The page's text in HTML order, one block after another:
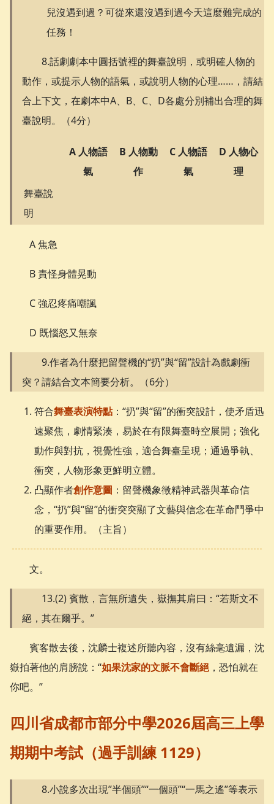
兒沒遇到過？可從來還沒遇到過今天這麼難完成的
任務！
8.話劇劇本中圓括號裡的舞臺說明，或明確人物的
動作，或提示人物的語氣，或說明人物的心理……，請結
合上下文，在劇本中A、B、C、D各處分別補出合理的舞
臺說明。（4分）
A 人物語
氣
B 人物動
作
C 人物語
氣
D 人物心
理
舞臺說
明
A 焦急
B 責怪身體晃動
C 強忍疼痛嘲諷
D 既惱怒又無奈
9.作者為什麼把留聲機的“扔”與“留”設計為戲劇衝
突？請結合文本簡要分析。（6分）
符合舞臺表演特點 ：“扔”與“留”的衝突設計，使矛盾迅
速聚焦，劇情緊湊，易於在有限舞臺時空展開；強化
動作與對抗，視覺性強，適合舞臺呈現；通過爭執、
衝突，人物形象更鮮明立體。
凸顯作者創作意圖 ：留聲機象徵精神武器與革命信
念，“扔”與“留”的衝突突顯了文藝與信念在革命鬥爭中
的重要作用。（主旨）
文。
13.(2) 賓散，言無所遺失，嶽撫其肩曰：“若斯文不
絕，其在爾乎。”
賓客散去後，沈麟士複述所聽內容，沒有絲毫遺漏，沈
嶽拍著他的肩膀說：“如果沈家的文脈不會斷絕 ，恐怕就在
你吧。”
四川省成都市部分中學2026屆高三上學
期期中考試（過手訓練 1129）
8.小說多次出現”半個頭”“一個頭”“一馬之遙”等表示